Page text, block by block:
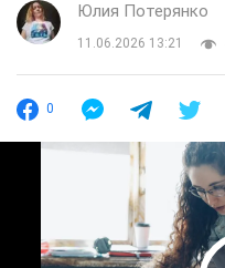
Юлия Потерянко
11.06.2026 13:21
0